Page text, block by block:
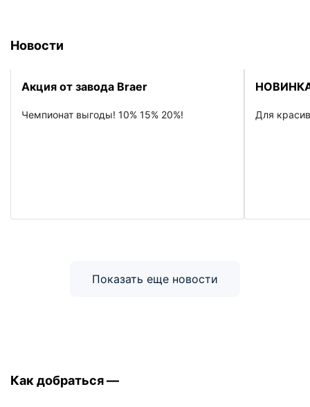
Новости
Акция от завода Braer
Чемпионат выгоды! 10% 15% 20%! Для
Показать еще новости
Как добраться —